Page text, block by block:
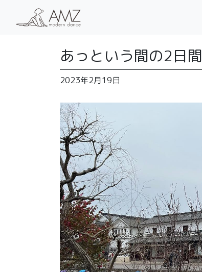
あっという間の2日間
2023年2月19日